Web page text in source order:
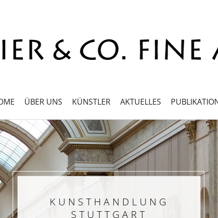
ÜBER UNS KÜNSTLER AKTUELLES
KUNSTHANDLUNG
STUTTGART